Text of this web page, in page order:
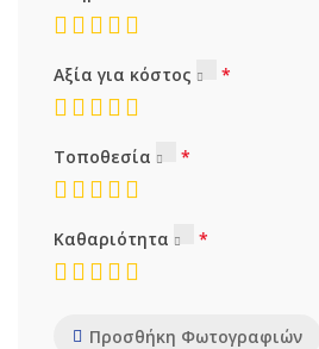
Αξία για κόστος
Τοποθεσία
Καθαριότητα
Προσθήκη Φωτογραφιών